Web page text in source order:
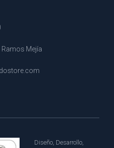
Mejía
Diseño, Desarrollo,